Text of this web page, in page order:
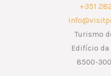
+351
Turismo
Edifício da
8500-